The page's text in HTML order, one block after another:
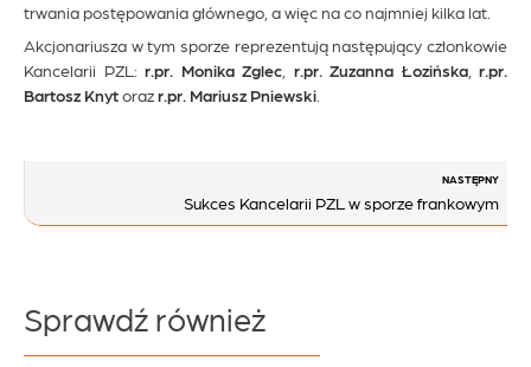
trwania postępowania głównego, a więc na co najmniej kilka lat.
Akcjonariusza w tym sporze reprezentują następujący członkowie
Kancelarii PZL: r.pr. Monika Zglec r.pr. Zuzanna Łozińska, r.pr.
Bartosz Knytorazr.pr. Mariusz Pniewski
wpisu
NASTĘPNY
Sukces Kancelarii PZL w sporze frankowym
Sprawdź również